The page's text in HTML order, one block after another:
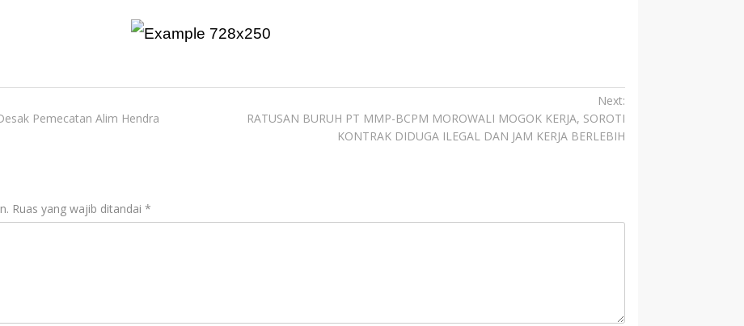
Pemecatan Alim Hendra
Next:
RATUSAN BURUH PT MMP-BCPM MOROWALI MOGOK KERJA, SOROTI
KONTRAK DIDUGA ILEGAL DAN JAM KERJA BERLEBIH
Ruas yang wajib ditandai *